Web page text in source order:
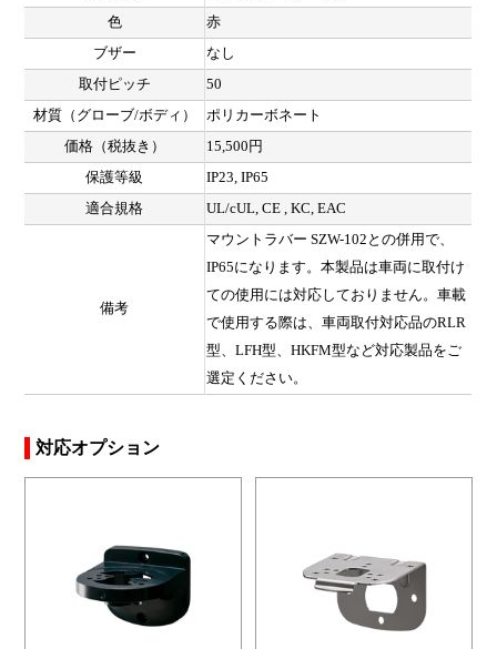
色
赤
ブザー
なし
取付ピッチ
50
材質（グローブ/ボディ）
ポリカーボネート
価格（税抜き）
15,500円
保護等級
IP23, IP65
適合規格
UL/cUL, CE , KC, EAC
備考
マウントラバー SZW-102との併用で、
IP65になります。本製品は車両に取付け
ての使用には対応しておりません。車載
で使用する際は、車両取付対応品のRLR
型、LFH型、HKFM型など対応製品をご
選定ください。
対応オプション